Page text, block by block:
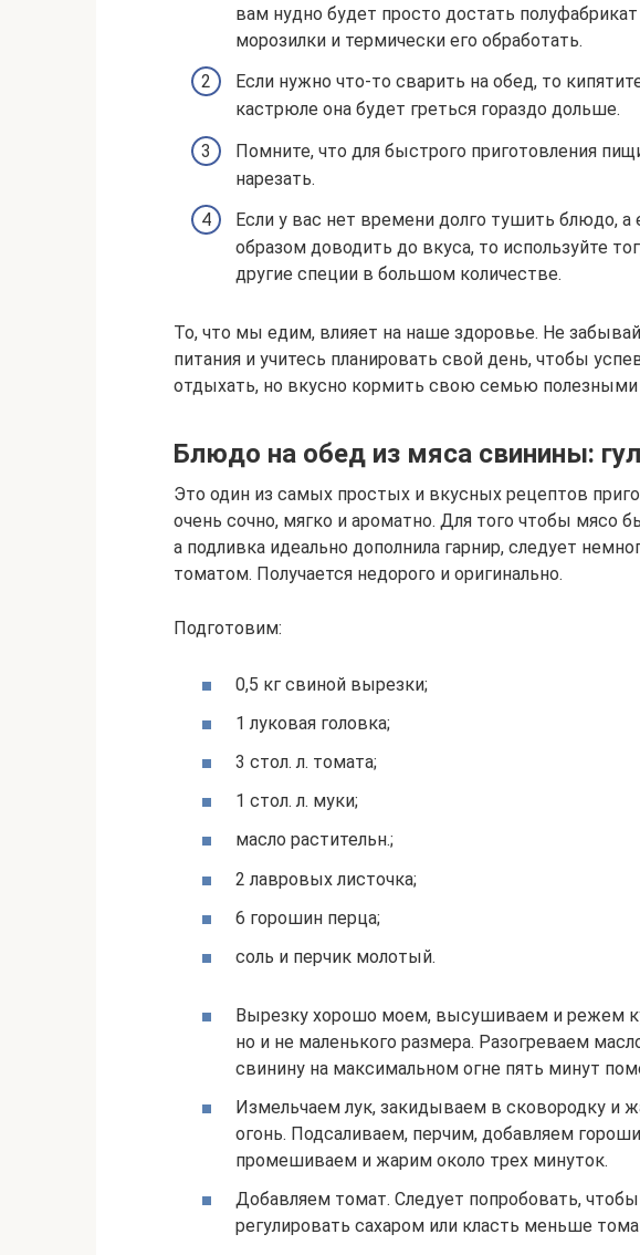
вам нудно будет просто достать
морозилки и термически его обработать.
Если нужно что-то сварить на обед, то
кастрюле она будет греться гораздо дольше.
Помните, что для быстрого приготовления
нарезать.
Если у вас нет времени долго тушить блюдо,
образом доводить до вкуса, то используйте
другие специи в большом количестве.
То, что мы едим, влияет на наше здоровье. Не
питания и учитесь планировать свой день, чтобы
отдыхать, но вкусно кормить свою семью
Блюдо на обед из мяса свинины:
Это один из самых простых и вкусных рецептов
очень сочно, мягко и ароматно. Для того чтобы мясо
а подливка идеально дополнила гарнир, следует
томатом. Получается недорого и оригинально.
Подготовим:
0,5 кг свиной вырезки;
1 луковая головка;
3 стол. л. томата;
1 стол. л. муки;
масло растительн.;
2 лавровых листочка;
6 горошин перца;
соль и перчик молотый.
Вырезку хорошо моем, высушиваем и режем
но и не маленького размера. Разогреваем
свинину на максимальном огне пять минут
Измельчаем лук, закидываем в сковородку и
огонь. Подсаливаем, перчим, добавляем
промешиваем и жарим около трех минуток.
Добавляем томат. Следует попробовать,
регулировать сахаром или класть меньше